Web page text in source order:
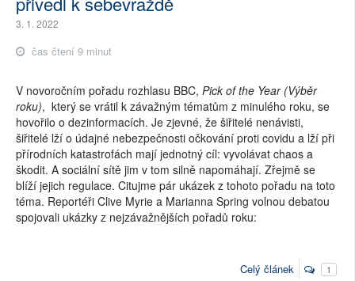
3. 1. 2022
čas čtení 9 minut
V novoročním pořadu rozhlasu BBC, Pick of the Year (Výběr
roku), který se vrátil k závažným tématům z minulého roku, se
hovořilo o dezinformacích. Je zjevné, že šiřitelé nenávisti,
šiřitelé lží o údajné nebezpečnosti očkování proti covidu a lží při
přírodních katastrofách mají jednotný cíl: vyvolávat chaos a
škodit. A sociální sítě jim v tom silně napomáhají. Zřejmě se
blíží jejich regulace. Citujme pár ukázek z tohoto pořadu na toto
téma. Reportéři Clive Myrie a Marianna Spring volnou debatou
spojovali ukázky z nejzávažnějších pořadů roku:
Celý článek 1